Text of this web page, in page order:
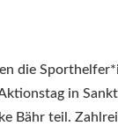
die
in
Bähr teil.